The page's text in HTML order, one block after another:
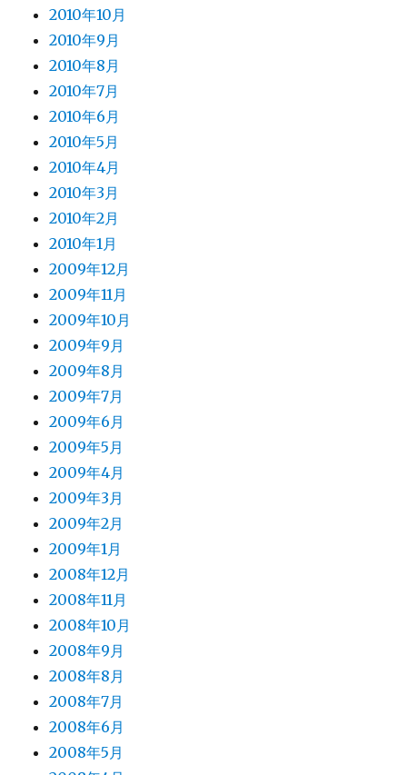
2010年10月
2010年9月
2010年8月
2010年7月
2010年6月
2010年5月
2010年4月
2010年3月
2010年2月
2010年1月
2009年12月
2009年11月
2009年10月
2009年9月
2009年8月
2009年7月
2009年6月
2009年5月
2009年4月
2009年3月
2009年2月
2009年1月
2008年12月
2008年11月
2008年10月
2008年9月
2008年8月
2008年7月
2008年6月
2008年5月